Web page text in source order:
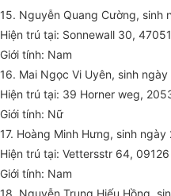
15. Nguyễn Quang Cường, sinh
Hiện trú tại: Sonnewall 30,
Giới tính: Nam
16. Mai Ngọc Vi Uyên, sinh
Hiện trú tại: 39 Horner weg,
Giới tính: Nữ
17. Hoàng Minh Hưng, sinh
Hiện trú tại: Vettersstr 64,
Giới tính: Nam
18. Nguyễn Trung Hiếu Hồng,